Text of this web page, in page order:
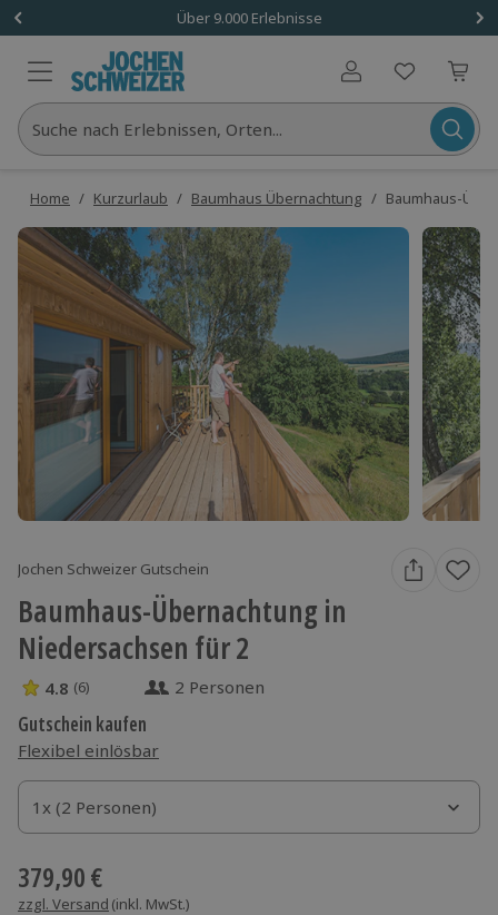
Über 9.000 Erlebnisse
Benutzerkonto
Suche nach Erlebnissen, Orten...
Home / Kurzurlaub / Baumhaus Übernachtung / Baumhaus-
Jochen Schweizer Gutschein
Baumhaus-Übernachtung in
Niedersachsen für 2
4.8 Sterne von 5 aus 6 Bewertungen
4.8 (6) 2 Personen
Gutschein kaufen
Flexibel einlösbar
1x (2 Personen)
1x (2 Personen)
1x (2 Personen)
379,90 €
zzgl. Versand (inkl. MwSt.)